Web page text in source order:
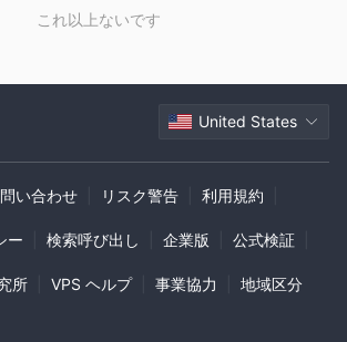
する経済カレンダーを提供します。ただし、
、出金と入金に関する情報が限られているた
合法ですか？
米国先物協会 (nfa) によって規制されている
これ以上ないです
United States
い合わせ リスク警告 利用規約
ー 検索呼び出し 企業版 公式検証
所 VPS ヘルプ 事業協力 地域区分